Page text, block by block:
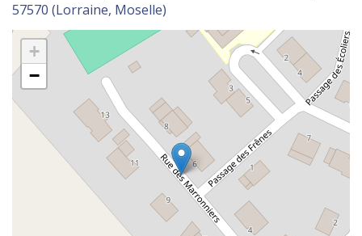
57570 (Lorraine, Moselle)
+
−